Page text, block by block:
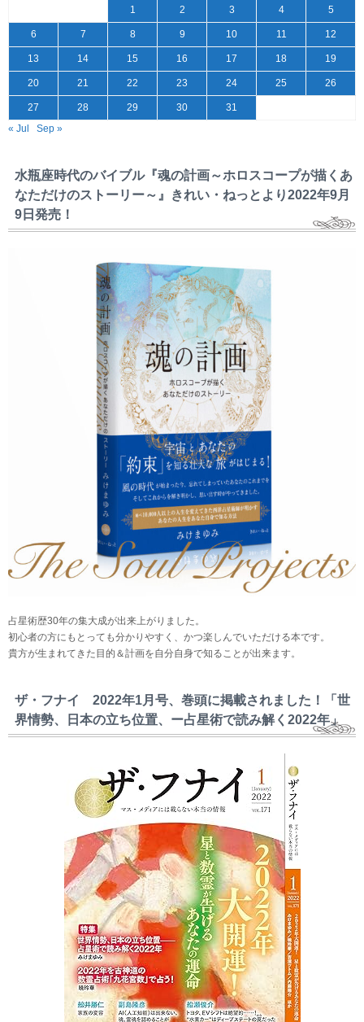
1 2 3 4 5
6 7 8 9 10 11 12
13 14 15 16 17 18 19
20 21 22 23 24 25 26
27 28 29 30
31
« Jul
Sep »
水瓶座時代のバイブル『魂の計画～ホロスコープが描くあ
なただけのストーリー～』きれい・ねっとより2022年9月
9日発売！
占星術歴30年の集大成が出来上がりました。
初心者の方にもとっても分かりやすく、かつ楽しんでいただける本です。
貴方が生まれてきた目的＆計画を自分自身で知ることが出来ます。
ザ・フナイ 2022年1月号、巻頭に掲載されました！「世
界情勢、日本の立ち位置、ー占星術で読み解く2022年」